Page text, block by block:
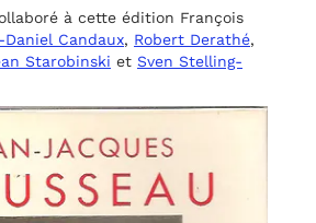
à cette édition François
Daniel Candaux, Robert Derathé,
Starobinski et Sven Stelling-